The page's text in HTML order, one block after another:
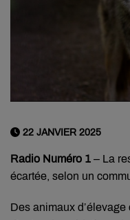
22 JANVIER 2025
Radio Numéro 1 – La
écartée, selon un
Des animaux